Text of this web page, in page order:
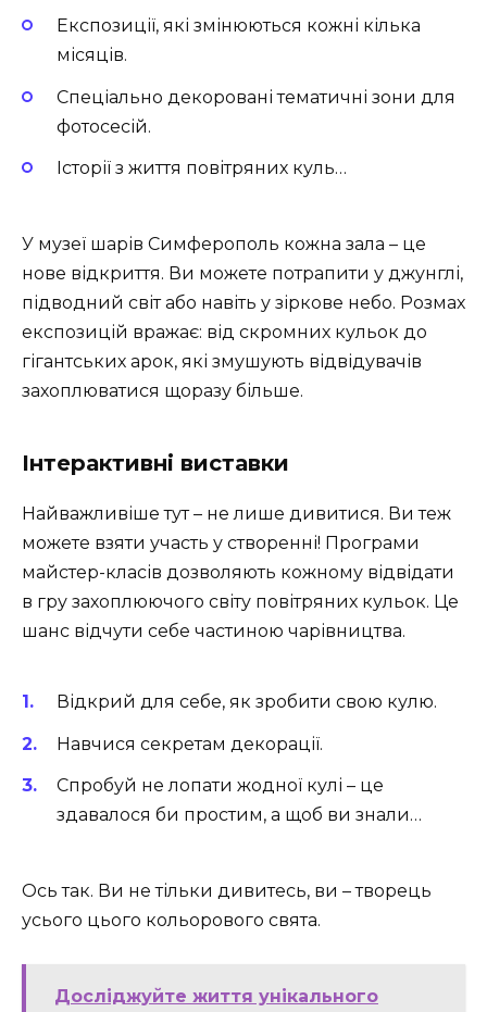
Експозиції, які змінюються кожні кілька
місяців.
Спеціально декоровані тематичні зони для
фотосесій.
Історії з життя повітряних куль…
У музеї шарів Симферополь кожна зала – це
нове відкриття. Ви можете потрапити у джунглі,
підводний світ або навіть у зіркове небо. Розмах
експозицій вражає: від скромних кульок до
гігантських арок, які змушують відвідувачів
захоплюватися щоразу більше.
Інтерактивні виставки
Найважливіше тут – не лише дивитися. Ви теж
можете взяти участь у створенні! Програми
майстер-класів дозволяють кожному відвідати
в гру захоплюючого світу повітряних кульок. Це
шанс відчути себе частиною чарівництва.
Відкрий для себе, як зробити свою кулю.
Навчися секретам декорації.
Спробуй не лопати жодної кулі – це
здавалося би простим, а щоб ви знали…
Ось так. Ви не тільки дивитесь, ви – творець
усього цього кольорового свята.
Досліджуйте життя унікального